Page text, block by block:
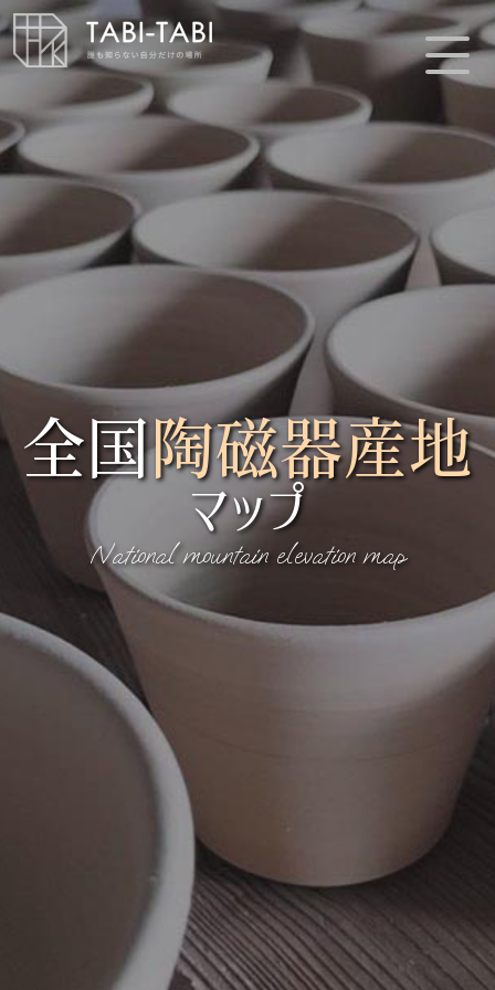
全国陶磁器産地
マップ
National mountain elevation map